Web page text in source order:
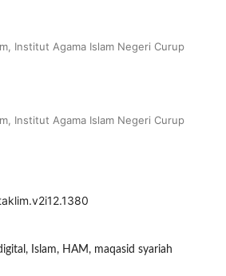
Institut Agama Islam Negeri Curup
Institut Agama Islam Negeri Curup
Islam, HAM, maqasid syariah